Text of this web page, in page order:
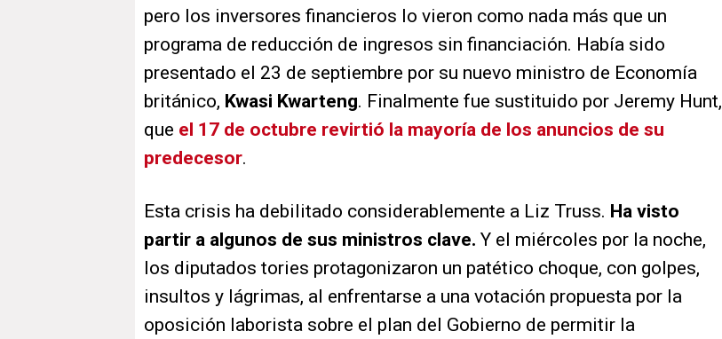
pero los inversores financieros lo vieron como nada más que un
programa de reducción de ingresos sin financiación. Había sido
presentado el 23 de septiembre por su nuevo ministro de Economía
británico, Kwasi Kwarteng. Finalmente fue sustituido por Jeremy Hunt,
que el 17 de octubre revirtió la mayoría de los anuncios de su
predecesor.
Esta crisis ha debilitado considerablemente a Liz Truss. Ha visto
partir a algunos de sus ministros clave. Y el miércoles por la noche,
los diputados tories protagonizaron un patético choque, con golpes,
insultos y lágrimas, al enfrentarse a una votación propuesta por la
oposición laborista sobre el plan del Gobierno de permitir la